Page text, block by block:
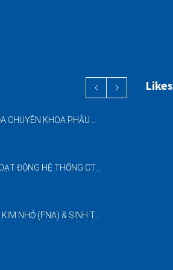
PHỐI HỢP ĐA CHUYÊN KHOA PHẪU THUẬT NỘI SOI “2 TRONG 1” THÀNH CÔNG CHO BỆNH NHÂN 69 TUỔI MẮC ĐỒNG THỜI HAI BỆNH LÝ NẶNG
ĐƯA VÀO HOẠT ĐỘNG HỆ THỐNG CT CONE BEAM (CBCT) 3D THẾ HỆ MỚI – NÂNG CAO CHẤT LƯỢNG CHẨN ĐOÁN RĂNG HÀM MẶT
SINH THIẾT KIM NHỎ (FNA) & SINH THIẾT KIM LÕI (CNB) – HỖ TRỢ ĐÁNH GIÁ CÁC TỔN THƯƠNG NGHI NGỜ UNG THƯ DƯỚI HƯỚNG DẪN SIÊU ÂM
Likes